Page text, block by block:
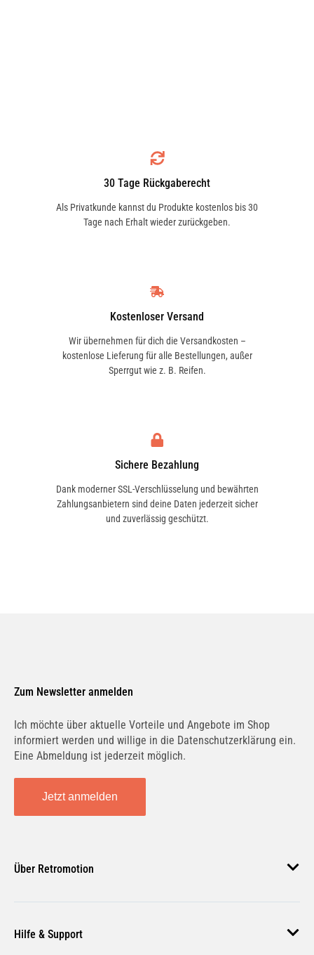
30 Tage Rückgaberecht
Als Privatkunde kannst du Produkte kostenlos bis 30
Tage nach Erhalt wieder zurückgeben.
Kostenloser Versand
Wir übernehmen für dich die Versandkosten –
kostenlose Lieferung für alle Bestellungen, außer
Sperrgut wie z. B. Reifen.
Sichere Bezahlung
Dank moderner SSL-Verschlüsselung und bewährten
Zahlungsanbietern sind deine Daten jederzeit sicher
und zuverlässig geschützt.
Zum Newsletter anmelden
Ich möchte über aktuelle Vorteile und Angebote im Shop
informiert werden und willige in die Datenschutzerklärung ein.
Eine Abmeldung ist jederzeit möglich.
Jetzt anmelden
Über Retromotion
Unsere Jobs
Hilfe & Support